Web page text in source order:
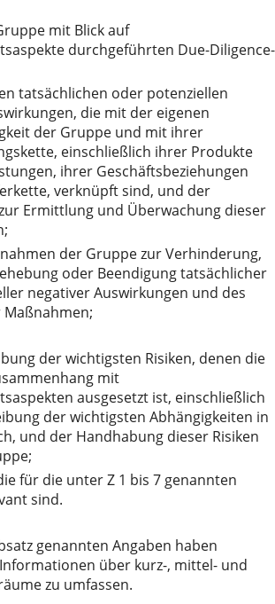
mit Blick auf
durchgeführten Due-Diligence-
tatsächlichen oder potenziellen
die mit der eigenen
der Gruppe und mit ihrer
einschließlich ihrer Produkte
ihrer Geschäftsbeziehungen
verknüpft sind, und der
Ermittlung und Überwachung dieser
der Gruppe zur Verhinderung,
oder Beendigung tatsächlicher
negativer Auswirkungen und des
Maßnahmen;
der wichtigsten Risiken, denen die
mit
ausgesetzt ist, einschließlich
der wichtigsten Abhängigkeiten in
und der Handhabung dieser Risiken
für die unter Z 1 bis 7 genannten
sind.
genannten Angaben haben
über kurz-, mittel- und
zu umfassen.